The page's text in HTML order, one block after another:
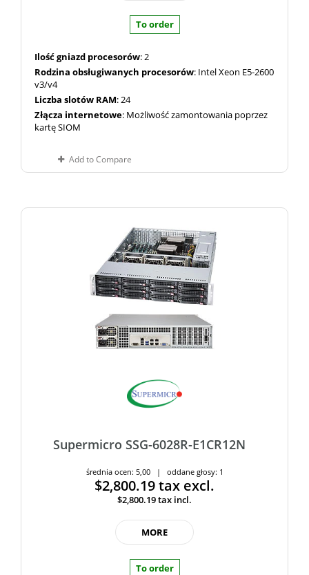
To order
Ilość gniazd procesorów: 2
Rodzina obsługiwanych procesorów: Intel Xeon E5-2600
v3/v4
Liczba slotów RAM: 24
Złącza internetowe: Możliwość zamontowania poprzez
kartę SIOM
Add to Compare
Supermicro SSG-6028R-E1CR12N
średnia ocen: 5,00 | oddane głosy: 1
$2,800.19tax excl.
$2,800.19tax incl.
MORE
To order